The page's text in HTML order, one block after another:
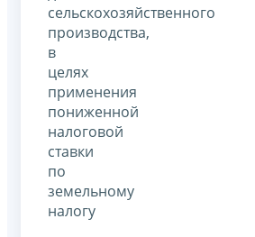
сельскохозяйственного
производства,
в
целях
применения
пониженной
налоговой
ставки
по
земельному
налогу